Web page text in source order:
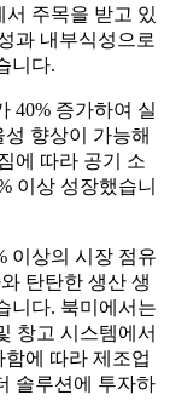
주목을 받고 있
과 내부식성으로
니다.
40% 증가하여 실
향상이 가능해
에 따라 공기 소
이상 성장했습니
이상의 시장 점유
탄탄한 생산 생
니다. 북미에서는
창고 시스템에서
함에 따라 제조업
솔루션에 투자하